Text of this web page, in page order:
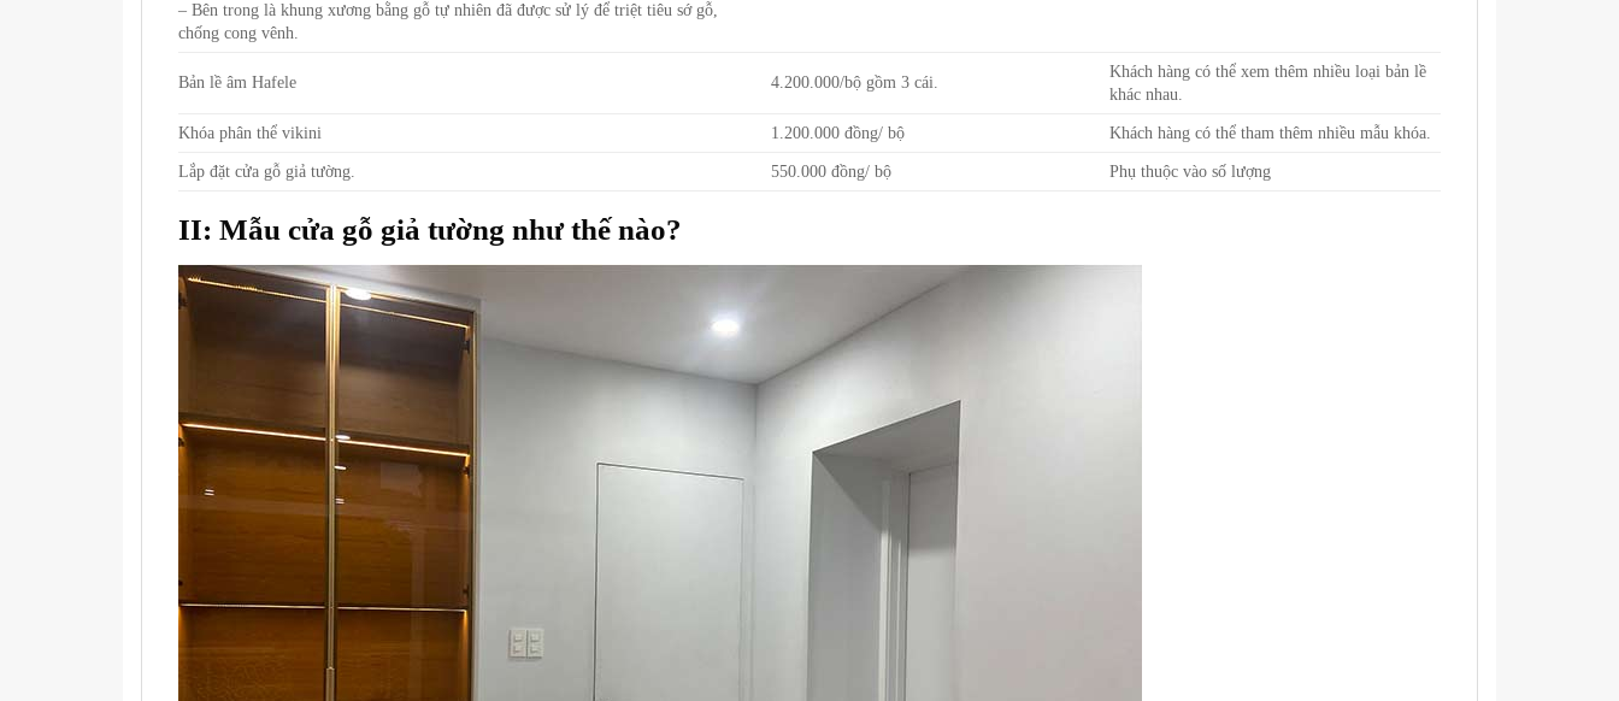
– Bên trong là khung xương bằng gỗ tự nhiên đã được sử lý để triệt tiêu sớ gỗ,
chống cong vênh.
Bản lề âm Hafele 4.200.000/bộ gồm 3 cái.
Khách hàng có thể xem thêm nhiều loại bản lề
khác nhau.
Khóa phân thể vikini 1.200.000 đồng/ bộ Khách hàng có thể tham thêm nhiều mẫu khóa.
Lắp đặt cửa gỗ giả tường. 550.000 đồng/ bộ Phụ thuộc vào số lượng
II: Mẫu cửa gỗ giả tường như thế nào?